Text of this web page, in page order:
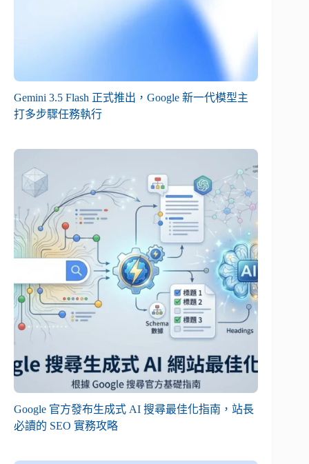
Gemini 3.5 Flash 正式推出，Google 新一代模型主
打多步驟任務執行
Google 官方發布生成式 AI 搜尋最佳化指南，站長
必讀的 SEO 實務攻略